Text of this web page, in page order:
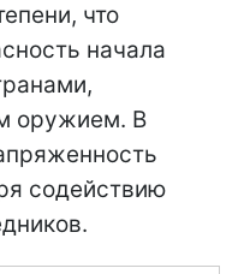
что
начала
оружием. В
содействию